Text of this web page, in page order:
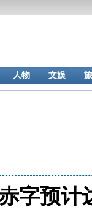
人物 文娱
字预计